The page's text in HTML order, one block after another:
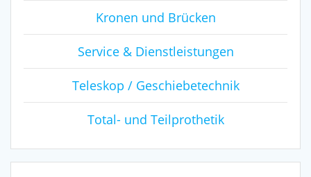
Kronen und Brücken
Service & Dienstleistungen
Teleskop / Geschiebetechnik
Total- und Teilprothetik